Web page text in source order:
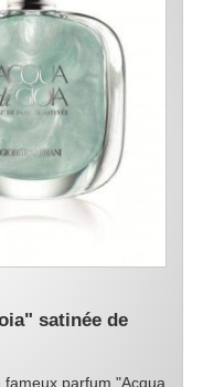
satinée de
parfum "Acqua